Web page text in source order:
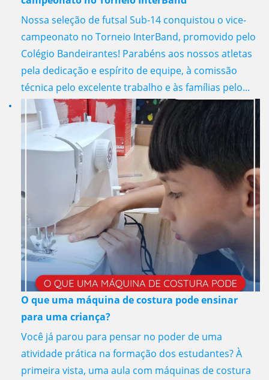
Nossa seleção de futsal Sub-14 conquistou o vice-
campeonato no Torneio InterBand, promovido pelo
Colégio Bandeirantes! Parabéns aos nossos atletas
pela dedicação e espírito de equipe, à comissão
técnica pelo excelente trabalho e às famílias pelo...
O que uma máquina de costura pode ensinar
para uma criança?
Você já parou para pensar no poder de uma
atividade prática na formação dos estudantes? À
primeira vista, uma aula com máquinas de costura